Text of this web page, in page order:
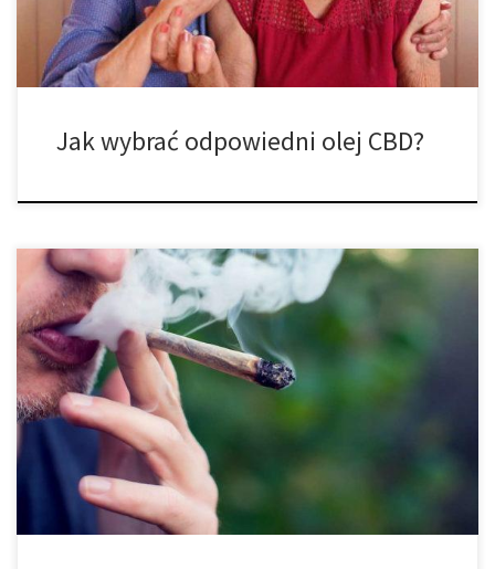
Jak wybrać odpowiedni olej CBD?
Plusy i minusy uprawiania innych odmian marihuany w jednym
pokoju uprawy. Dzisiaj przedstawimy wam wszystkie korzyści oraz
wady uprawy różnych odmian cannabis w tej samej przestrzeni
uprawy. Przy odrobinie dobrego planowania oraz
odpowiedniego przygotowania z pewnością nie jest to tak
trudne, jak może się wydawać. Kiedy zamierzasz uprawiać
cannabis pod […]